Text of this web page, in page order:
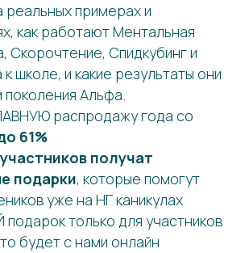
примерах и
как работают Ментальная
Скорочтение, Спидкубинг и
школе, и какие результаты они
Альфа.
распродажу года со
61%
получат
подарки, которые помогут
уже на НГ каникулах
только для участников
будет с нами онлайн